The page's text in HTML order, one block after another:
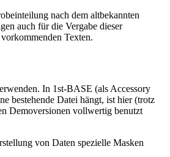
nach dem altbekannten
auch für die Vergabe dieser
Texten.
In 1st-­BASE (als Accessory
bestehende Datei hängt, ist hier (trotz
Demoversionen vollwertig benutzt
von Daten spezielle Masken